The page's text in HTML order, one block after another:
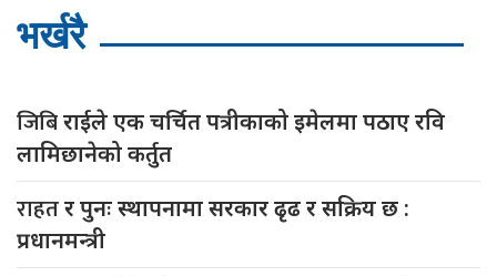
भर्खरै
जिबिराईले एक चर्चित पत्रीकाको इमेलमा पठाए रवि
लामिछानेको कर्तुत
राहतर पुनः स्थापनामा सरकार ढृढ र सक्रिय छ :
प्रधानमन्त्री